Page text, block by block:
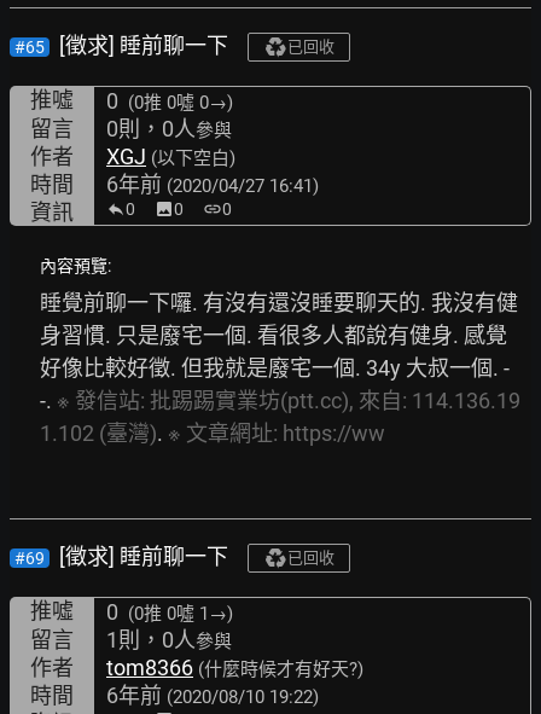
#65 [徵求] 睡前聊一下 已回收
推噓 0 (0推 0噓 0→)
留言 0則，0人參與
作者 XGJ (以下空白)
時間 6年前 (2020/04/27 16:41)
資訊 0 image0 link0
內容預覽:
睡覺前聊一下囉. 有沒有還沒睡要聊天的. 我沒有健
身習慣. 只是廢宅一個. 看很多人都說有健身. 感覺
好像比較好徵. 但我就是廢宅一個. 34y 大叔一個. -
-. ※ 發信站: 批踢踢實業坊(ptt.cc), 來自: 114.136.19
1.102 (臺灣). ※ 文章網址: https://ww
#69 [徵求] 睡前聊一下 已回收
推噓 0 (0推 0噓 1→)
留言 1則，0人參與
作者 tom8366 (什麼時候才有好天?)
時間 6年前 (2020/08/10 19:22)